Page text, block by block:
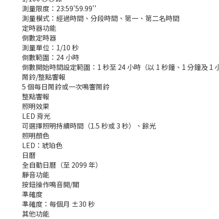
測量限度：23:59'59.99'’
測量模式：經過時間、分段時間、第一、第二名時間
定時器功能
倒數定時器
測量單位：1/10 秒
倒數範圍：24 小時
倒數開始時間設定範圍：1 秒至 24 小時（以 1 秒鐘、1 分鐘及 1
鬧鈴/整點響報
5 個每日鬧鈴或一次鳴響鬧鈴
整點響報
照明效果
LED 背光
可選擇照明持續時間（1.5 秒或 3 秒）、餘光
照明顏色
LED：琥珀色
日曆
全自動日曆（至 2099 年）
靜音功能
按鈕操作鳴音開/關
準確度
準確度：每個月 ±30 秒
其他功能